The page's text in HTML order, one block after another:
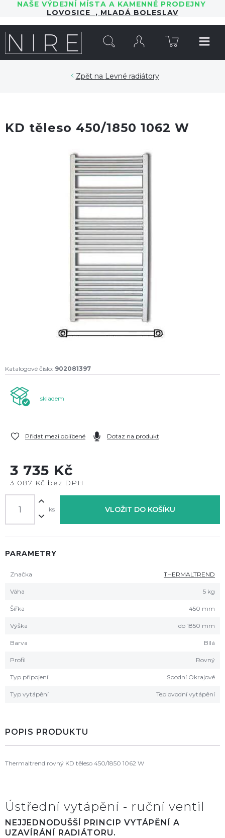
NAŠE VÝDEJNÍ MÍSTA A KAMENNÉ PRODEJNY
LOVOSICE , MLADÁ BOLESLAV
Levné radiátory
KD těleso 450/1850 1062 W
Katalogové číslo: 902081397
skladem
Přidat mezi oblíbené Dotaz na produkt
3 735 Kč
3 087 Kč bez DPH
ks VLOŽIT DO KOŠÍKU
PARAMETRY
Značka THERMALTREND
Váha 5 kg
Šířka 450 mm
Výška do 1850 mm
Barva Bílá
Profil Rovný
Typ připojení Spodní Okrajové
Typ vytápění Teplovodní vytápění
POPIS PRODUKTU
Thermaltrend rovný KD těleso 450/1850 1062 W
Ústřední vytápění - ruční ventil
NEJJEDNODUŠŠÍ PRINCIP VYTÁPĚNÍ A
UZAVÍRÁNÍ RADIÁTORU.